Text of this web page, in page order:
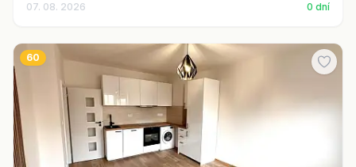
07. 08. 2026
0 dní
60